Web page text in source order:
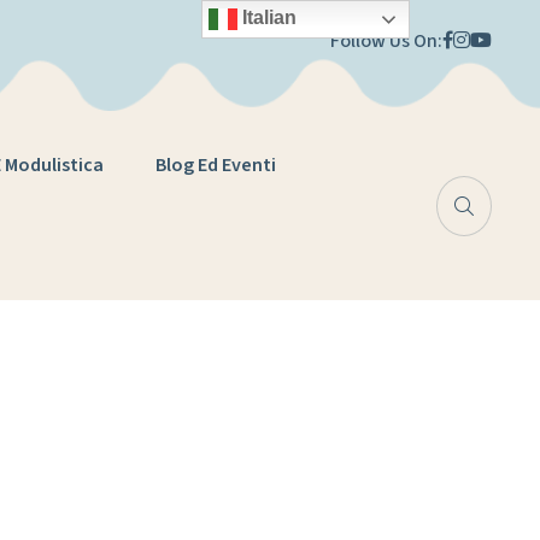
Follow Us On:
Modulistica Blog Ed Eventi
Italian